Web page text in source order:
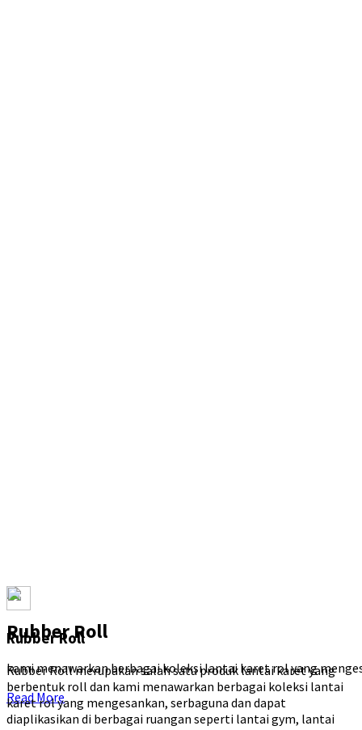
Rubber Roll
kami menawarkan berbagai koleksi lantai karet rol yang
Read More
Rubber Roll
Rubber Roll merupakan salah satu produk lantai karet yang
berbentuk roll dan kami menawarkan berbagai koleksi lantai
karet rol yang mengesankan, serbaguna dan dapat
diaplikasikan di berbagai ruangan seperti lantai gym, lantai